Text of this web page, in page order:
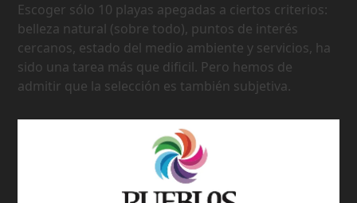
Escoger sólo 10 playas apegadas a ciertos criterios:
belleza natural (sobre todo), puntos de interés
cercanos, estado del medio ambiente y servicios, ha
sido una tarea más que dificil. Pero hemos de
admitir que la selección es también subjetiva.